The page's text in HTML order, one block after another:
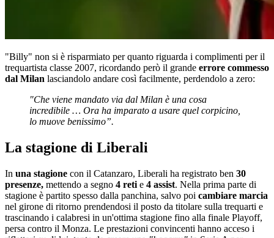
"Billy" non si è risparmiato per quanto riguarda i complimenti per il
trequartista classe 2007, ricordando però il grande errore commesso
dal Milan lasciandolo andare così facilmente, perdendolo a zero:
"Che viene mandato via dal Milan è una cosa
incredibile … Ora ha imparato a usare quel corpicino,
lo muove benissimo”.
La stagione di Liberali
In una stagione con il Catanzaro, Liberali ha registrato ben 30
presenze, mettendo a segno 4 reti e 4 assist. Nella prima parte di
stagione è partito spesso dalla panchina, salvo poi cambiare marcia
nel girone di ritorno prendendosi il posto da titolare sulla trequarti e
trascinando i calabresi in un'ottima stagione fino alla finale Playoff,
persa contro il Monza. Le prestazioni convincenti hanno acceso i